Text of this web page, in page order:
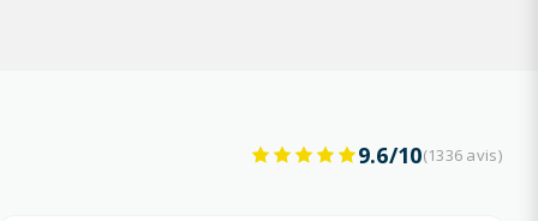
9.6/10(1336 avis)